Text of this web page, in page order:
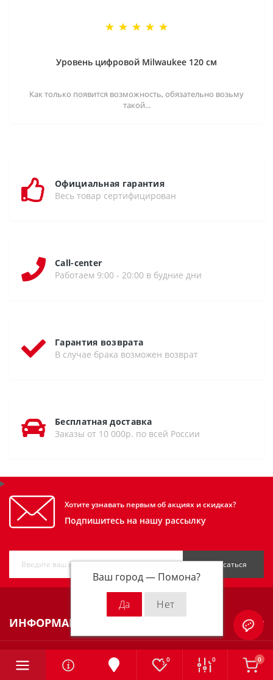
Ваш город — Помона?
0 0 0
Уровень цифровой Milwaukee 120 см
Как только появится возможность, обязательно возьму
такой...
Официальная гарантия
Весь товар сертифицирован
Call-center
Работаем 9:00 - 20:00 в будние дни
Гарантия возврата
В случае брака возможен возврат
Бесплатная доставка
Заказы от 10 000р. по всей России
Хотите узнавать первым об акциях и скидках?
Подпишитесь на нашу рассылку
Подписаться
ИНФОРМАЦИЯ
КАТЕГОРИИ